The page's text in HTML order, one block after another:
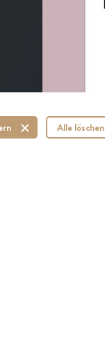
Alle löschen